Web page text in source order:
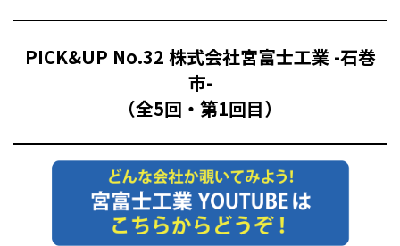
PICK&UP No.32 株式会社宮富士工業 -石巻
市-
（全5回・第1回目）